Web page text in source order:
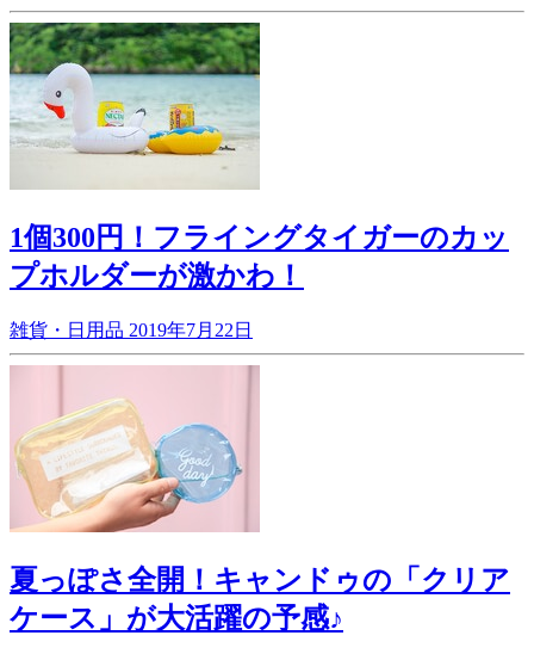
1個300円！フライングタイガーのカッ
プホルダーが激かわ！
雑貨・日用品 2019年7月22日
夏っぽさ全開！キャンドゥの「クリア
ケース」が大活躍の予感♪